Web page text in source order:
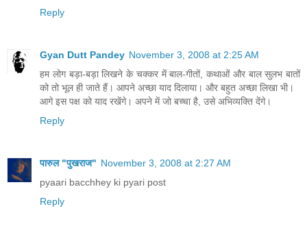
Reply
Gyan Dutt Pandey November 3, 2008 at 2:25 AM
हम लोग बड़ा-बड़ा लिखने के चक्कर में बाल-गीतों, कथाओं और बाल सुलभ बातों
को तो भूल ही जाते हैं। आपने अच्छा याद दिलाया। और बहुत अच्छा लिखा भी।
आगे इस पक्ष को याद रखेंगे। अपने में जो बच्चा है, उसे अभिव्यक्ति देंगे।
Reply
पारुल "पुखराज" November 3, 2008 at 2:27 AM
pyaari bacchhey ki pyari post
Reply